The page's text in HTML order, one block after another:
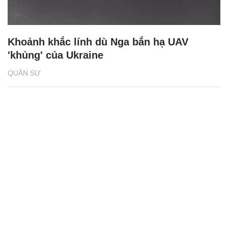
QUÂN SỰ
Khoảnh khắc lính dù Nga bắn hạ UAV
'khủng' của Ukraine